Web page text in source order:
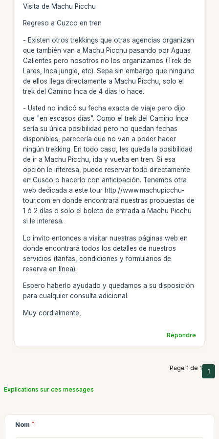
Visita de Machu Picchu
Regreso a Cuzco en tren
- Existen otros trekkings que otras agencias organizan
que también van a Machu Picchu pasando por Aguas
Calientes pero nosotros no los organizamos (Trek de
Lares, Inca jungle, etc). Sepa sin embargo que ninguno
de ellos llega directamente a Machu Picchu, solo el
trek del Camino Inca de 4 días lo hace.
- Usted no indicó su fecha exacta de viaje pero dijo
que "en escasos días". Como el trek del Camino Inca
sería su única posibilidad pero no quedan fechas
disponibles, parecería que no van a poder hacer
ningún trekking. En todo caso, les queda la posibilidad
de ir a Machu Picchu, ida y vuelta en tren. Si esa
opción le interesa, puede reservar todo directamente
en Cusco o hacerlo con anticipación. Tenemos otra
web dedicada a este tour http://www.machupicchu-
tour.com en donde encontrará nuestras propuestas de
1 ó 2 días o solo el boleto de entrada a Machu Picchu
si le interesa.
Lo invito entonces a visitar nuestras páginas web en
donde encontrará todos los detalles de nuestros
servicios (tarifas, condiciones y formularios de
reserva en línea).
Espero haberlo ayudado y quedamos a su disposición
para cualquier consulta adicional.
Muy cordialmente,
Répondre
Page 1 de 1 1
Explications sur ces messages
Nom *: